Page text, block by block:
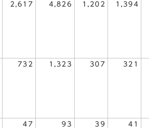
2,617 4,826 1,202 1,394
732 1,323 307 321
47 93 39 41